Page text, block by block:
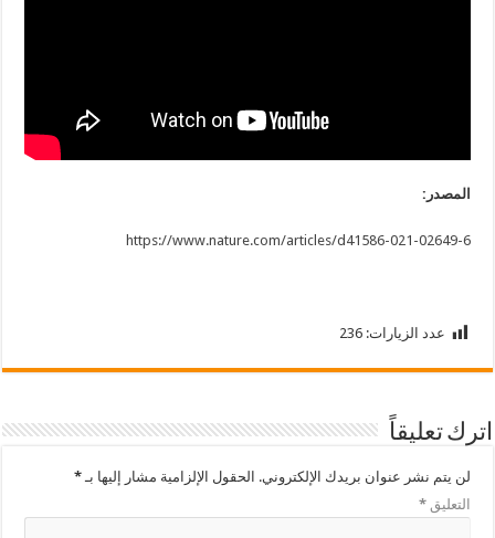
المصدر:
https://www.nature.com/articles/d41586-021-02649-6
عدد الزيارات: 236
اترك تعليقاً
لن يتم نشر عنوان بريدك الإلكتروني. الحقول الإلزامية مشار إليها بـ*
التعليق*